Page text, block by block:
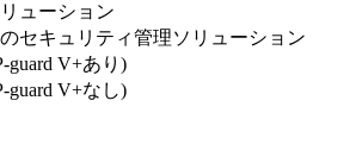
ューション
セキュリティ管理ソリューション
guard V+あり)
guard V+なし)